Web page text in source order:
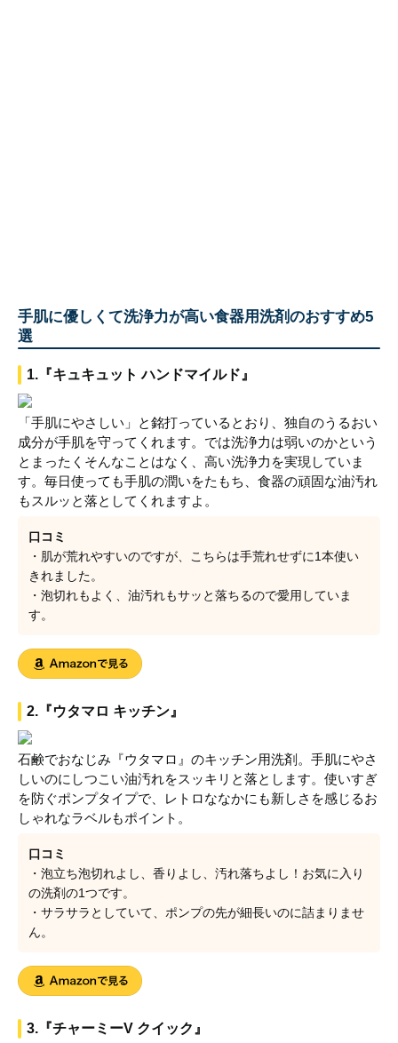
手肌に優しくて洗浄力が高い食器用洗剤のおすすめ5
選
1.『キュキュット ハンドマイルド』
「手肌にやさしい」と銘打っているとおり、独自のうるおい
成分が手肌を守ってくれます。では洗浄力は弱いのかという
とまったくそんなことはなく、高い洗浄力を実現していま
す。毎日使っても手肌の潤いをたもち、食器の頑固な油汚れ
もスルッと落としてくれますよ。
口コミ
・肌が荒れやすいのですが、こちらは手荒れせずに1本使い
きれました。
・泡切れもよく、油汚れもサッと落ちるので愛用していま
す。
2.『ウタマロ キッチン』
石鹸でおなじみ『ウタマロ』のキッチン用洗剤。手肌にやさ
しいのにしつこい油汚れをスッキリと落とします。使いすぎ
を防ぐポンプタイプで、レトロななかにも新しさを感じるお
しゃれなラベルもポイント。
口コミ
・泡立ち泡切れよし、香りよし、汚れ落ちよし！お気に入り
の洗剤の1つです。
・サラサラとしていて、ポンプの先が細長いのに詰まりませ
ん。
3.『チャーミーV クイック』